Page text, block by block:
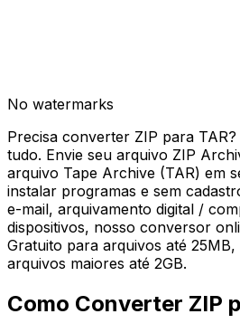
No watermarks
Precisa converter ZIP para
tudo. Envie seu arquivo ZIP
arquivo Tape Archive (TAR) em
instalar programas e sem
e-mail, arquivamento digital /
dispositivos, nosso conversor
Gratuito para arquivos até
arquivos maiores até 2GB.
Como Converter ZIP